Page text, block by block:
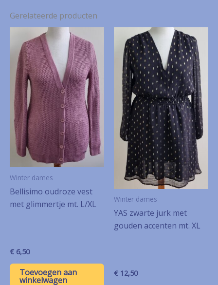
Gerelateerde producten
Winter dames
Bellisimo oudroze vest
met glimmertje mt. L/XL
€ 6,50
Toevoegen aan
winkelwagen
Winter dames
YAS zwarte jurk met
gouden accenten mt. XL
€ 12,50